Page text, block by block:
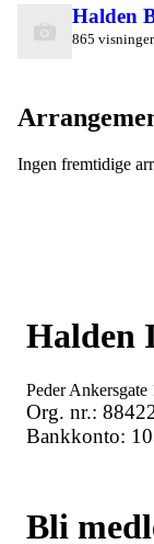
Halden
865 visninger
Ingen fremtidige
Halden
Peder
Org. nr.:
Bankkonto:
Bli